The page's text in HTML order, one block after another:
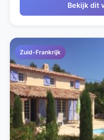
Bekijk dit
Zuid-Frankrijk